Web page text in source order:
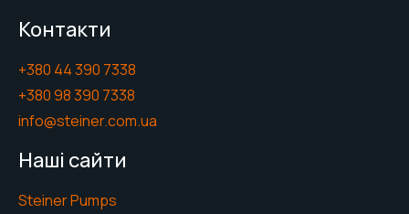
Контакти
+380 44 390 7338
+380 98 390 7338
info@steiner.com.ua
Наші сайти
Steiner Pumps